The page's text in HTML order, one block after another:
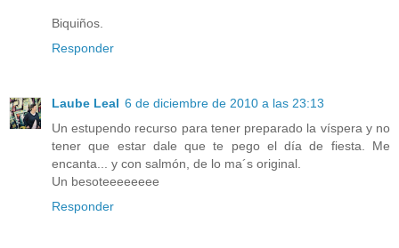
Biquiños.
Responder
Laube Leal 6 de diciembre de 2010 a las 23:13
Un estupendo recurso para tener preparado la víspera y no
tener que estar dale que te pego el día de fiesta. Me
encanta... y con salmón, de lo ma´s original.
Un besoteeeeeeee
Responder